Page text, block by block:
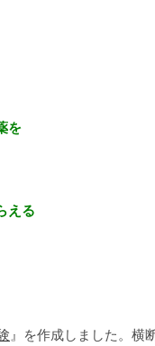
を
える
』を作成しました。横